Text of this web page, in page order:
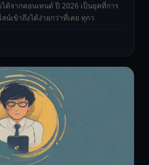
ด้จากคอนเทนต์ ปี 2026 เป็นยุคที่การ
น์เข้าถึงได้ง่ายกว่าที่เคย ทุกว